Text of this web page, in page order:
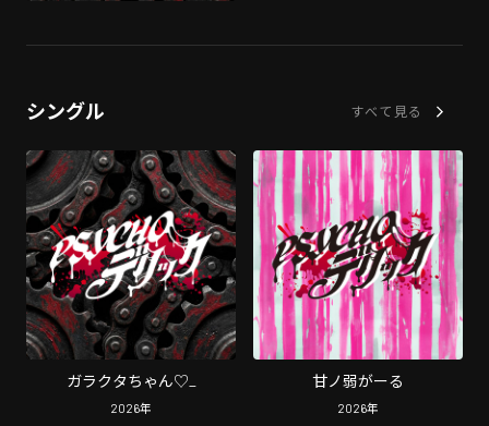
シングル すべて見る
ガラクタちゃん♡_
2026年
甘ノ弱がーる
2026年